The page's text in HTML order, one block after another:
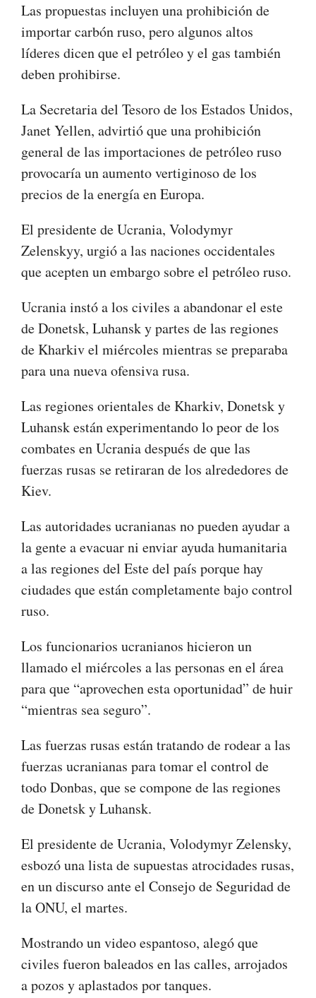
Las propuestas incluyen una prohibición de
importar carbón ruso, pero algunos altos
líderes dicen que el petróleo y el gas también
deben prohibirse.
La Secretaria del Tesoro de los Estados Unidos,
Janet Yellen, advirtió que una prohibición
general de las importaciones de petróleo ruso
provocaría un aumento vertiginoso de los
precios de la energía en Europa.
El presidente de Ucrania, Volodymyr
Zelenskyy, urgió a las naciones occidentales
que acepten un embargo sobre el petróleo ruso.
Ucrania instó a los civiles a abandonar el este
de Donetsk, Luhansk y partes de las regiones
de Kharkiv el miércoles mientras se preparaba
para una nueva ofensiva rusa.
Las regiones orientales de Kharkiv, Donetsk y
Luhansk están experimentando lo peor de los
combates en Ucrania después de que las
fuerzas rusas se retiraran de los alrededores de
Kiev.
Las autoridades ucranianas no pueden ayudar a
la gente a evacuar ni enviar ayuda humanitaria
a las regiones del Este del país porque hay
ciudades que están completamente bajo control
ruso.
Los funcionarios ucranianos hicieron un
llamado el miércoles a las personas en el área
para que “aprovechen esta oportunidad” de huir
“mientras sea seguro”.
Las fuerzas rusas están tratando de rodear a las
fuerzas ucranianas para tomar el control de
todo Donbas, que se compone de las regiones
de Donetsk y Luhansk.
El presidente de Ucrania, Volodymyr Zelensky,
esbozó una lista de supuestas atrocidades rusas,
en un discurso ante el Consejo de Seguridad de
la ONU, el martes.
Mostrando un video espantoso, alegó que
civiles fueron baleados en las calles, arrojados
a pozos y aplastados por tanques.